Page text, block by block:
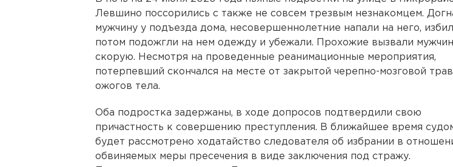
Левшино поссорились с также не совсем трезвым незнакомцем.
мужчину у подъезда дома, несовершеннолетние напали на него,
потом подожгли на нем одежду и убежали. Прохожие вызвали
скорую. Несмотря на проведенные реанимационные мероприятия,
потерпевший скончался на месте от закрытой черепно-мозговой
ожогов тела.
Оба подростка задержаны, в ходе допросов подтвердили свою
причастность к совершению преступления. В ближайшее время
будет рассмотрено ходатайство следователя об избрании в
обвиняемых меры пресечения в виде заключения под стражу.